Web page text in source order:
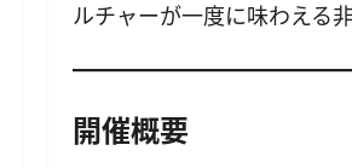
ルチャーが一度に味わえる
開催概要